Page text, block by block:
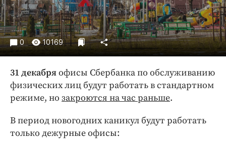
Праздники
Происшествия
Спорт
Экономика и бизнес
ПРОЕКТЫ
Блоги
Медиаперсона
Интересное чтиво
0 10169
31 декабряофисы Сбербанка по обслуживанию
физических лиц будут работать в стандартном
режиме, но закроются на час раньше.
В период новогодних каникул будут работать
только дежурные офисы: